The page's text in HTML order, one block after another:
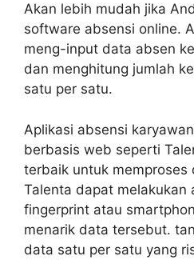
Akan lebih mudah jika
software absensi online.
meng-input data absen
dan menghitung jumlah
satu per satu.
Aplikasi absensi
berbasis web seperti
terbaik untuk memproses
Talenta dapat melakukan
fingerprint atau
menarik data tersebut.
data satu per satu yang